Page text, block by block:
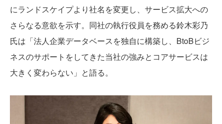
にランドスケイプより社名を変更し、サービス拡大への
さらなる意欲を示す。同社の執行役員を務める鈴木彩乃
氏は「法人企業データベースを独自に構築し、BtoBビジ
ネスのサポートをしてきた当社の強みとコアサービスは
大きく変わらない」と語る。